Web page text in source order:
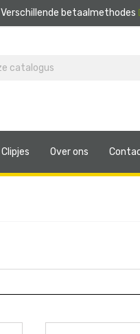
Verschillende betaalmethodes
Clipjes Over ons